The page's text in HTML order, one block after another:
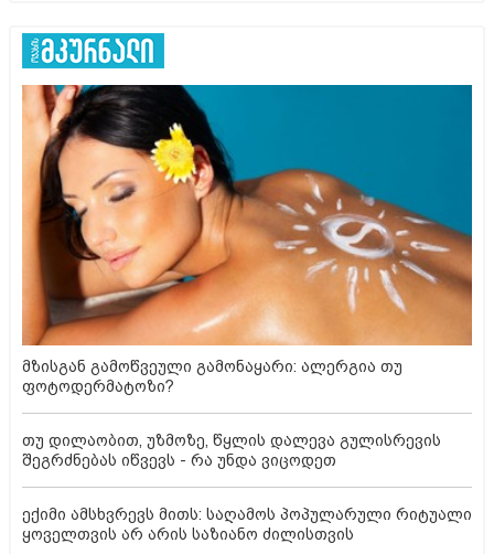
მზისგან გამოწვეული გამონაყარი: ალერგია თუ
ფოტოდერმატოზი?
თუ დილაობით, უზმოზე, წყლის დალევა გულისრევის
შეგრძნებას იწვევს - რა უნდა ვიცოდეთ
ექიმი ამსხვრევს მითს: საღამოს პოპულარული რიტუალი
ყოველთვის არ არის საზიანო ძილისთვის